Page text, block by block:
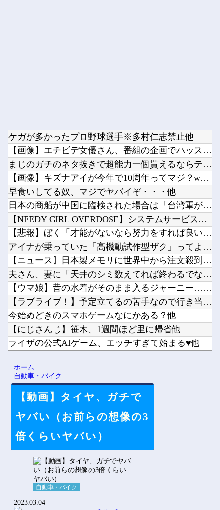
ケガが多かったプロ野球選手※多村仁志禁止他
【画像】エチビデ女優さん、番組の企画でハッスルしすぎてしまう...
まじのガチのネタ抜きで超能力一個貰えるならテレポーテーション...
【画像】キズナアイが今年で10周年ってマジ？wwwwwwww...
早食いしてる奴、マジでヤバイぞ・・・他
日本の商船が中国に臨検された場合は「台湾軍が対応」と台湾軍ト...
【NEEDY GIRL OVERDOSE】システムサービス「...
【悲報】ぼく「才能がないなら努力をすれば良いじゃない」お前ら...
アイナが乗っていた「高機動試作型ザク」ってよく考えると時系列...
【ニュース】日本製メモリに世界中から注文殺到！！！ １兆５０...
夫さん、妻に「天井のシミ数えてれば終わるでな」と押し倒されて...
【ウマ娘】昔の水着がそのまま入るジャーニー…まるで成長してい...
【ラブライブ！】予定立てるの苦手なので行き当たりばったりの旅...
今始めどきのスマホゲームなにかある？他
【にじさんじ】笹木、1週間ほど里に帰省他
ライザの公式AIゲーム、エッチすぎて始まる♥他
Powered by livedoor 相互RSS
ホーム
自動車・バイク
【動画】タイヤ、ガチで
ヤバい（お前らの想像の3
倍くらいヤバい）
自動車・バイク
2023.03.04